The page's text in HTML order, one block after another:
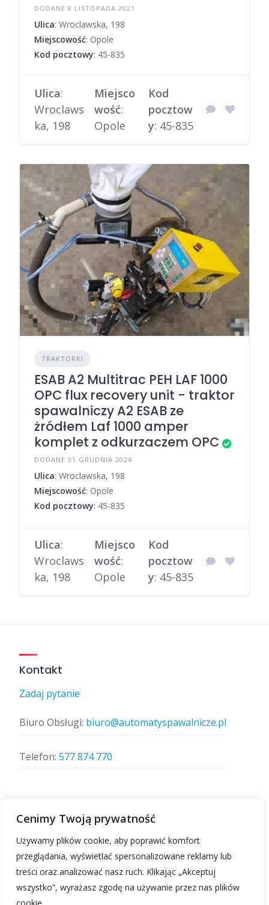
Cenimy Twoją prywatność
Używamy plików cookie, aby poprawić komfort
przeglądania, wyświetlać spersonalizowane reklamy lub
treści oraz analizować nasz ruch. Klikając „Akceptuj
wszystko”, wyrażasz zgodę na używanie przez nas plików
DODANE 8 LISTOPADA 2021
Ulica: Wroclawska, 198
Miejscowość: Opole
Kod pocztowy: 45-835
Ulica:
Wroclaws
ka, 198
Miejsco
wość:
Opole
Kod
pocztow
y: 45-835
TRAKTORKI
ESAB A2 Multitrac PEH LAF 1000
OPC flux recovery unit - traktor
spawalniczy A2 ESAB ze
żródłem Laf 1000 amper
komplet z odkurzaczem OPC
DODANE 31 GRUDNIA 2024
Ulica: Wroclawska, 198
Miejscowość: Opole
Kod pocztowy: 45-835
Ulica:
Wroclaws
ka, 198
Miejsco
wość:
Opole
Kod
pocztow
y: 45-835
Kontakt
Zadaj pytanie
Biuro Obsługi: biuro@automatyspawalnicze.pl
Telefon: 577 874 770